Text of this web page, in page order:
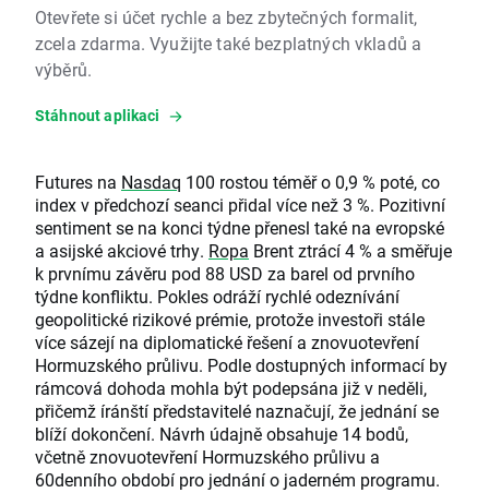
Otevřete si účet rychle a bez zbytečných formalit,
zcela zdarma. Využijte také bezplatných vkladů a
výběrů.
Stáhnout aplikaci
Futures na Nasdaq 100 rostou téměř o 0,9 % poté, co
index v předchozí seanci přidal více než 3 %. Pozitivní
sentiment se na konci týdne přenesl také na evropské
a asijské akciové trhy. Ropa Brent ztrácí 4 % a směřuje
k prvnímu závěru pod 88 USD za barel od prvního
týdne konfliktu. Pokles odráží rychlé odeznívání
geopolitické rizikové prémie, protože investoři stále
více sázejí na diplomatické řešení a znovuotevření
Hormuzského průlivu. Podle dostupných informací by
rámcová dohoda mohla být podepsána již v neděli,
přičemž íránští představitelé naznačují, že jednání se
blíží dokončení. Návrh údajně obsahuje 14 bodů,
včetně znovuotevření Hormuzského průlivu a
60denního období pro jednání o jaderném programu.